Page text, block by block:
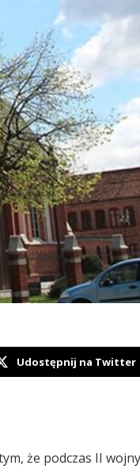
Udostępnij na Twitter
że podczas II